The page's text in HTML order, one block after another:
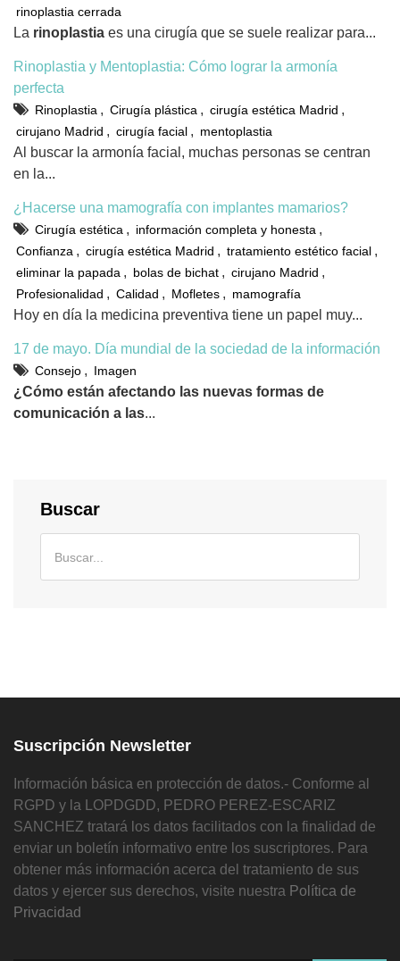
rinoplastia cerrada
La rinoplastia es una cirugía que se suele realizar para...
Rinoplastia y Mentoplastia: Cómo lograr la armonía
perfecta
Rinoplastia , Cirugía plástica , cirugía estética Madrid ,
cirujano Madrid , cirugía facial , mentoplastia
Al buscar la armonía facial, muchas personas se centran
en la...
¿Hacerse una mamografía con implantes mamarios?
Cirugía estética , información completa y honesta ,
Confianza , cirugía estética Madrid , tratamiento estético facial ,
eliminar la papada , bolas de bichat , cirujano Madrid ,
Profesionalidad , Calidad , Mofletes , mamografía
Hoy en día la medicina preventiva tiene un papel muy...
17 de mayo. Día mundial de la sociedad de la información
Consejo , Imagen
¿Cómo están afectando las nuevas formas de
comunicación a las...
Buscar
Suscripción Newsletter
Información básica en protección de datos.- Conforme al
RGPD y la LOPDGDD, PEDRO PEREZ-ESCARIZ
SANCHEZ tratará los datos facilitados con la finalidad de
enviar un boletín informativo entre los suscriptores. Para
obtener más información acerca del tratamiento de sus
datos y ejercer sus derechos, visite nuestra Política de
Privacidad